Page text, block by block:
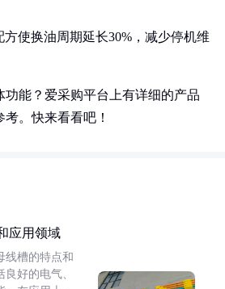
方使换油周期延长30%，减少停机维
功能？爱采购平台上有详细的产品
。快来看看吧！
应用领域
线槽的特点和
好的电气、